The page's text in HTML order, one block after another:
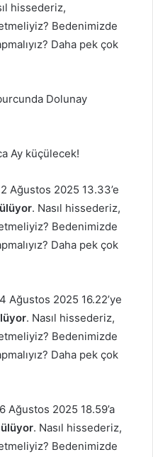
hissederiz,
Bedenimizde
Daha pek çok
Dolunay
Ay küçülecek!
Ağustos 2025 13.33’e
. Nasıl hissederiz,
Bedenimizde
Daha pek çok
Ağustos 2025 16.22’ye
. Nasıl hissederiz,
Bedenimizde
Daha pek çok
Ağustos 2025 18.59’a
. Nasıl hissederiz,
Bedenimizde